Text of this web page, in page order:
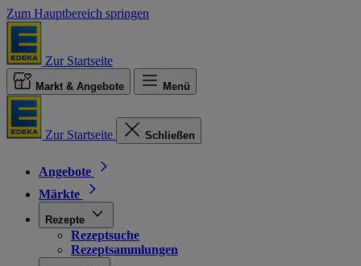
Zum Hauptbereich springen
Zur Startseite
Markt & Angebote Menü
Zur Startseite Schließen
Angebote
Märkte
Rezepte
Rezeptsuche
Rezeptsammlungen